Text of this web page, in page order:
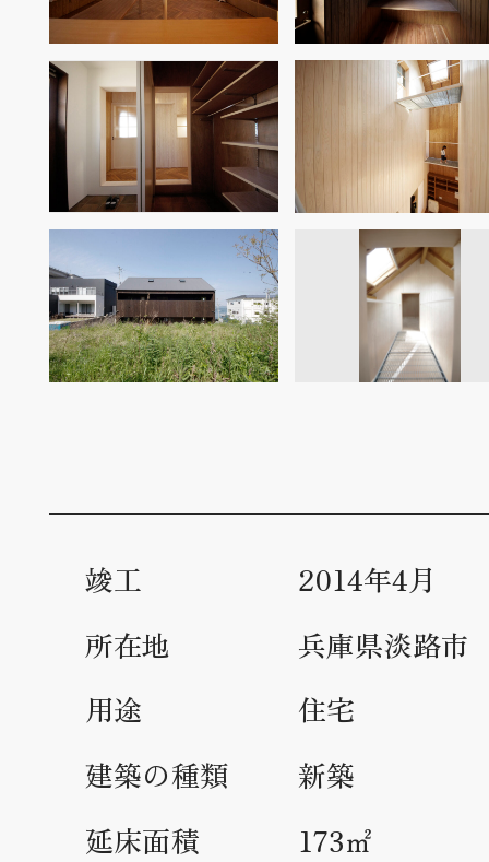
竣工
2014年4月
所在地
兵庫県淡路市
用途
住宅
建築の種類
新築
延床面積
173㎡